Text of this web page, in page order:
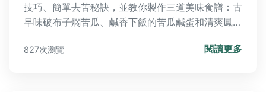
技巧、簡單去苦秘訣，並教你製作三道美味食譜：古
早味破布子燜苦瓜、鹹香下飯的苦瓜鹹蛋和清爽鳳梨
變得更輕鬆可口！
827次瀏覽 閱讀更多